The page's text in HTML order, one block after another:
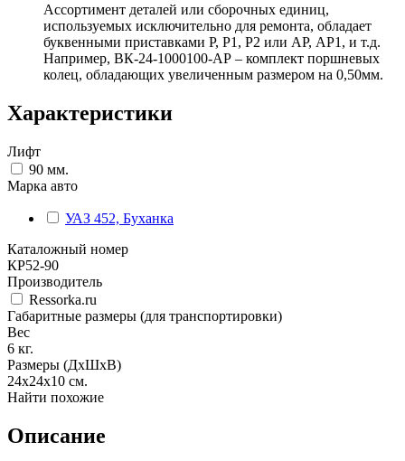
Ассортимент деталей или сборочных единиц,
используемых исключительно для ремонта, обладает
буквенными приставками Р, Р1, Р2 или АР, АР1, и т.д.
Например, ВК-24-1000100-АР – комплект поршневых
колец, обладающих увеличенным размером на 0,50мм.
Характеристики
Лифт
90 мм.
Марка авто
УАЗ 452, Буханка
Каталожный номер
КР52-90
Производитель
Ressorka.ru
Габаритные размеры (для транспортировки)
Вес
6 кг.
Размеры (ДхШхВ)
24х24х10 см.
Найти похожие
Описание